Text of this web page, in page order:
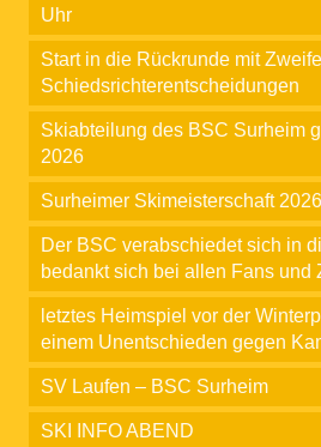
Uhr
Start in die Rückrunde mit
Schiedsrichterentscheidungen
Skiabteilung des BSC Surheim
2026
Surheimer Skimeisterschaft 2026
Der BSC verabschiedet sich in
bedankt sich bei allen Fans und
letztes Heimspiel vor der
einem Unentschieden gegen
SV Laufen – BSC Surheim
SKI INFO ABEND